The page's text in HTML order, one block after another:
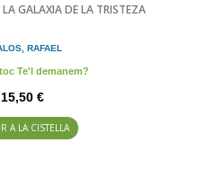
GALAXIA DE LA TRISTEZA
RAFAEL
Te'l demanem?
15,50 €
A LA CISTELLA